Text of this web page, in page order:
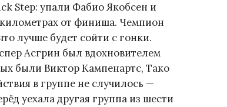
Step: упали Фабио Якобсен и
от финиша. Чемпион
лучше будет сойти с гонки.
Асгрин был вдохновителем
были Виктор Кампенартс, Тако
в группе не случилось —
уехала другая группа из шести